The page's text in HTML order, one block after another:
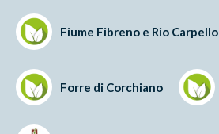
Fiume Fibreno e Rio Carpello
Forre di Corchiano